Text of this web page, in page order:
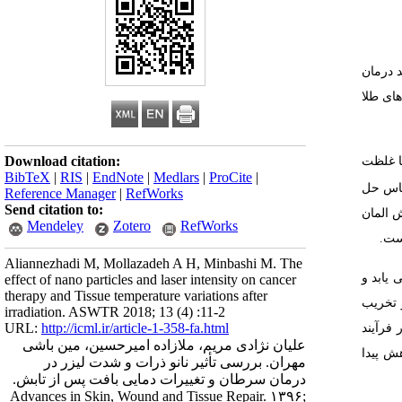
Download citation:
BibTeX | RIS | EndNote | Medlars | ProCite |
Reference Manager| RefWorks
Send citation to:
Mendeley
Zotero RefWorks
Aliannezhadi M, Mollazadeh A H, Minbashi M. The
effect of nano particles and laser intensity on cancer
therapy and Tissue temperature variations after
irradiation. ASWTR 2018; 13 (4) :11-2
URL: http://icml.ir/article-1-358-fa.html
علیان نژادی مریم، ملازاده امیرحسین، مین باشی
مهران. بررسی تأثیر نانو ذرات و شدت لیزر در
درمان سرطان و تغییرات دمایی بافت پس از تابش.
Advances in Skin, Wound and Tissue Repair. ۱۳۹۶;
درمان
طلا
های طلا با غلظت
حل
المان
سانتی­گراد افزایش می­ یابد و
تخریب
پیدا